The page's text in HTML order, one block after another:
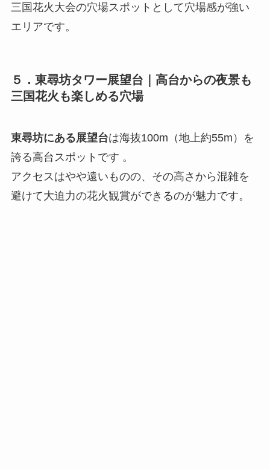
三国花火大会の穴場スポットとして穴場感が強い
エリアです。
５． 東尋坊タワー展望台｜高台からの夜景も
三国花火も楽しめる穴場
東尋坊にある展望台は海抜100m（地上約55m）を
誇る高台スポットです 。
アクセスはやや遠いものの、その高さから混雑を
避けて大迫力の花火観賞ができるのが魅力です。